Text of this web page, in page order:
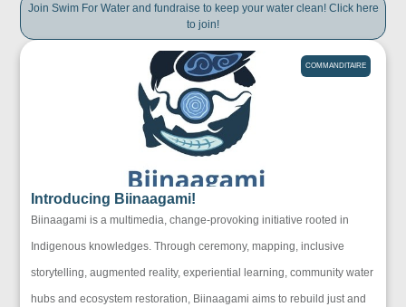
Join Swim For Water and fundraise to keep your water clean! Click here
to join!
COMMANDITAIRE
Introducing Biinaagami!
Biinaagami is a multimedia, change-provoking initiative rooted in
Indigenous knowledges. Through ceremony, mapping, inclusive
storytelling, augmented reality, experiential learning, community water
hubs and ecosystem restoration, Biinaagami aims to rebuild just and